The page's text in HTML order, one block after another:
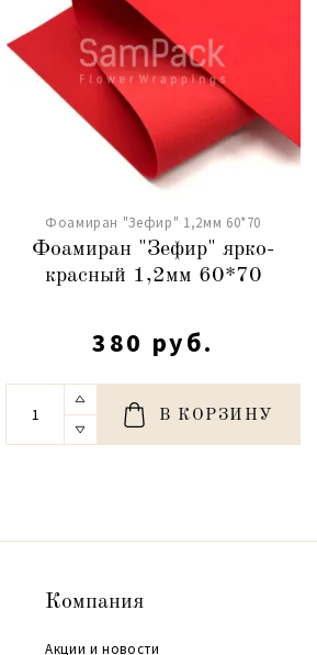
Фоамиран "Зефир" 1,2мм 60*70
Фоамиран "Зефир" ярко-
красный 1,2мм 60*70
380 руб.
В КОРЗИНУ
Компания
Акции и новости